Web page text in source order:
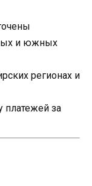
и южных
регионах и
платежей за